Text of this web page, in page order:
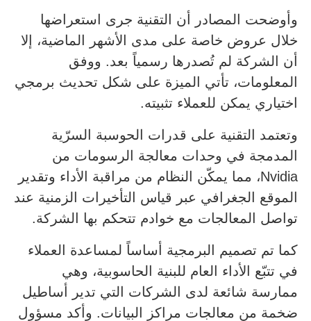
وأوضحت المصادر أن التقنية جرى استعراضها
خلال عروض خاصة على مدى الأشهر الماضية، إلا
أن الشركة لم تُصدرها رسمياً بعد. ووفق
المعلومات، تأتي الميزة على شكل تحديث برمجي
اختياري يمكن للعملاء تثبيته.
وتعتمد التقنية على قدرات الحوسبة السرّية
المدمجة في وحدات معالجة الرسومات من
Nvidia، مما يمكّن النظام من مراقبة الأداء وتقدير
الموقع الجغرافي عبر قياس التأخيرات الزمنية عند
تواصل المعالجات مع خوادم تتحكم بها الشركة.
كما تم تصميم البرمجية أساساً لمساعدة العملاء
في تتبّع الأداء العام للبنية الحاسوبية، وهي
ممارسة شائعة لدى الشركات التي تدير أساطيل
ضخمة من معالجات مراكز البيانات. وأكد مسؤول